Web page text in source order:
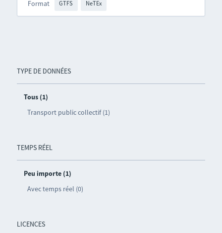
TYPE DE DONNÉES
Tous (1)
Transport public collectif (1)
TEMPS RÉEL
Peu importe (1)
Avec temps réel (0)
LICENCES
Format GTFS NeTEx